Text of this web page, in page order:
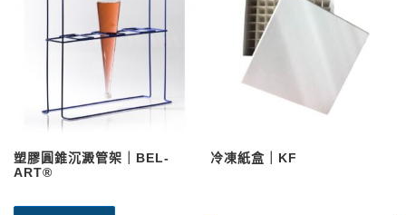
塑膠圓錐沉澱管架｜BEL-
ART®
冷凍紙盒｜KF